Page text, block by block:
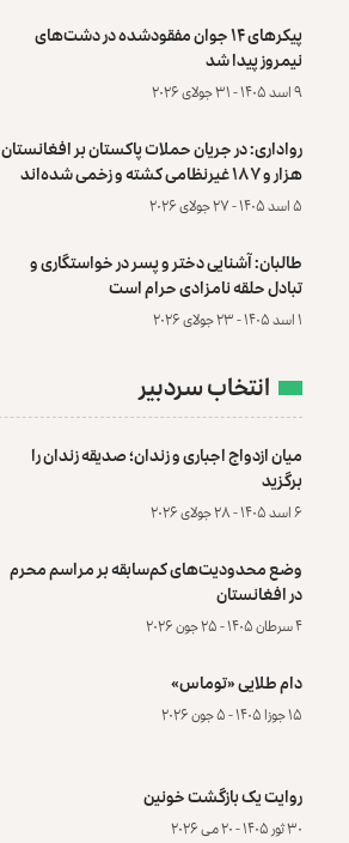
پیکرهای ۱۴ جوان مفقودشده در دشت‌های
نیمروز پیدا شد
۹ اسد ۱۴۰۵ - ۳۱ جولای ۲۰۲۶
رواداری: در جریان حملات پاکستان بر افغانستان
هزار و ۱۸۷ غیرنظامی کشته و زخمی شده‌اند
۵ اسد ۱۴۰۵ - ۲۷ جولای ۲۰۲۶
طالبان: آشنایی دختر و پسر در خواستگاری و
تبادل حلقه نامزادی حرام است
۱ اسد ۱۴۰۵ - ۲۳ جولای ۲۰۲۶
انتخاب سردبیر
میان ازدواج اجباری و زندان؛ صدیقه زندان را
برگزید
۶ اسد ۱۴۰۵ - ۲۸ جولای ۲۰۲۶
وضع محدودیت‌های کم‌سابقه بر مراسم محرم
در افغانستان
۴ سرطان ۱۴۰۵ - ۲۵ جون ۲۰۲۶
دام طلایی «توماس»
۱۵ جوزا ۱۴۰۵ - ۵ جون ۲۰۲۶
روایت یک بازگشت خونین
۳۰ ثور ۱۴۰۵ - ۲۰ می ۲۰۲۶